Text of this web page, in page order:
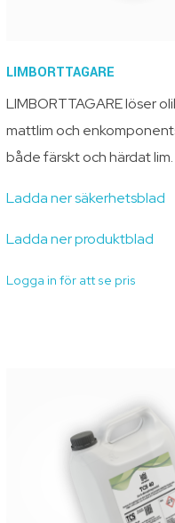
LIMBORTTAGARE
LIMBORTTAGARE löser
mattlim och
både färskt och härdat lim.
Ladda ner säkerhetsblad
Ladda ner produktblad
Logga in för att se pris